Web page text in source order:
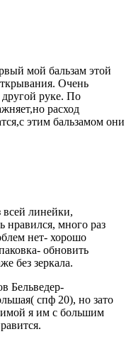
мой бальзам этой
Очень
руке. По
расход
этим бальзамом они
линейки,
нравился, много раз
нет- хорошо
обновить
без зеркала.
Бельведер-
спф 20), но зато
я им с большим